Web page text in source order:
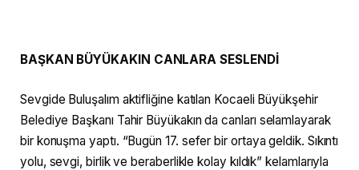
BAŞKAN BÜYÜKAKIN CANLARA SESLENDİ
Sevgide Buluşalım aktifliğine katılan Kocaeli Büyükşehir
Belediye Başkanı Tahir Büyükakın da canları selamlayarak
bir konuşma yaptı. “Bugün 17. sefer bir ortaya geldik. Sıkıntı
yolu, sevgi, birlik ve beraberlikle kolay kıldık” kelamlarıyla